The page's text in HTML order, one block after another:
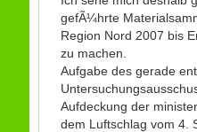
gefÃ¼hrte
Region Nord 2007 bis
zu machen.
Aufgabe des gerade
Aufdeckung der
dem Luftschlag vom 4.